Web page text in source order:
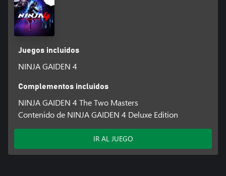
Juegos incluidos
NINJA GAIDEN 4
Complementos incluidos
NINJA GAIDEN 4 The Two Masters
Contenido de NINJA GAIDEN 4 Deluxe Edition
IR AL JUEGO